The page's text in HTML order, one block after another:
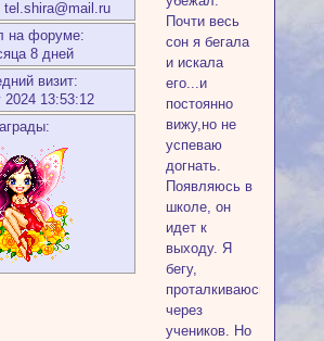
tel.shira@mail.ru
на форуме:
8 дней
визит:
2024 13:53:12
Почти весь
сон я бегала
и искала
его...и
постоянно
вижу,но не
успеваю
догнать.
Появляюсь в
школе, он
идет к
выходу. Я
бегу,
проталкиваюсь
через
учеников. Но